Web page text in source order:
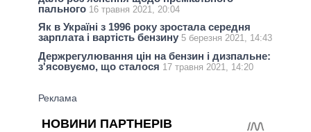
пального 16 травня 2021, 20:04
Як в Україні з 1996 року зростала середня
зарплата і вартість бензину 5 березня 2021, 14:43
Держрегулювання цін на бензин і дизпальне:
з'ясовуємо, що сталося 17 травня 2021, 14:20